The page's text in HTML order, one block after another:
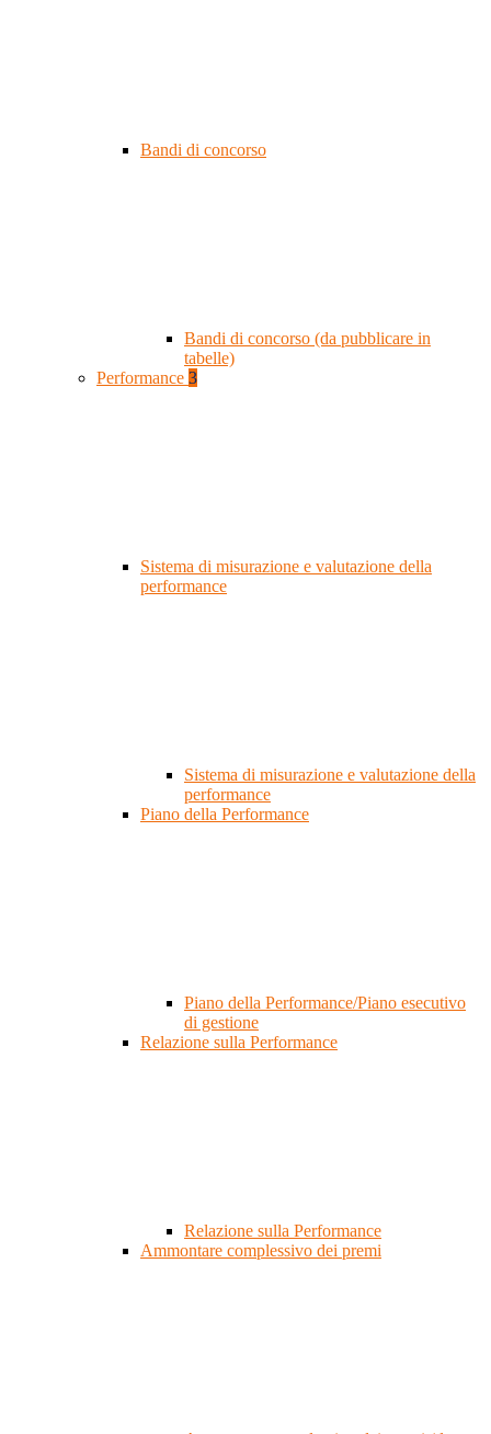
Bandi di concorso
Bandi di concorso (da pubblicare in
tabelle)
Performance 3
Sistema di misurazione e valutazione della
performance
Sistema di misurazione e valutazione della
performance
Piano della Performance
Piano della Performance/Piano esecutivo
di gestione
Relazione sulla Performance
Relazione sulla Performance
Ammontare complessivo dei premi